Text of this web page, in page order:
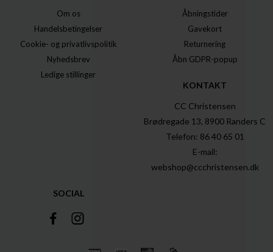
Om os
Handelsbetingelser
Cookie- og privatlivspolitik
Nyhedsbrev
Ledige stillinger
Åbningstider
Gavekort
Returnering
Åbn GDPR-popup
KONTAKT
CC Christensen
Brødregade 13, 8900 Randers C
Telefon: 86 40 65 01
E-mail:
webshop@ccchristensen.dk
SOCIAL